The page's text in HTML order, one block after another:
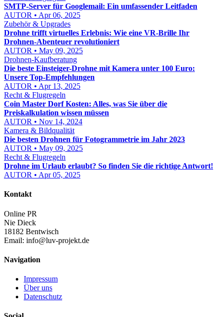
SMTP-Server für Googlemail: Ein umfassender Leitfaden
AUTOR • Apr 06, 2025
Zubehör & Upgrades
Drohne trifft virtuelles Erlebnis: Wie eine VR-Brille Ihr
Drohnen-Abenteuer revolutioniert
AUTOR • May 09, 2025
Drohnen-Kaufberatung
Die beste Einsteiger-Drohne mit Kamera unter 100 Euro:
Unsere Top-Empfehlungen
AUTOR • Apr 13, 2025
Recht & Flugregeln
Coin Master Dorf Kosten: Alles, was Sie über die
Preiskalkulation wissen müssen
AUTOR • Nov 14, 2024
Kamera & Bildqualität
Die besten Drohnen für Fotogrammetrie im Jahr 2023
AUTOR • May 09, 2025
Recht & Flugregeln
Drohne im Urlaub erlaubt? So finden Sie die richtige Antwort!
AUTOR • Apr 05, 2025
Kontakt
Online PR
Nie Dieck
18182 Bentwisch
Email: info@luv-projekt.de
Navigation
Impressum
Über uns
Datenschutz